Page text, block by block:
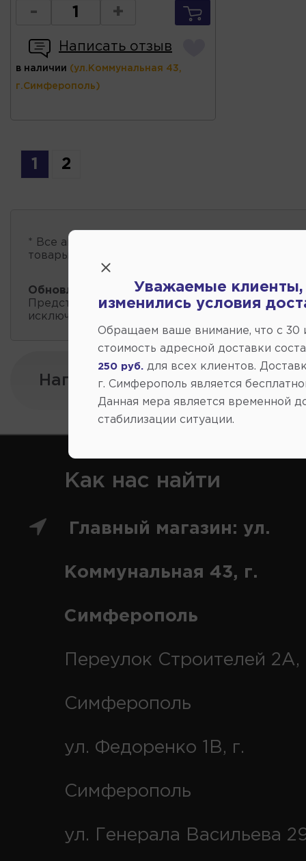
- +
Написать отзыв
в наличии (ул.Коммунальная 43,
г.Симферополь)
1 2
* Все автозапчасти
товары проходит несколько раз в сутки.
Обновление остатков и цен: 20:59 2026-08-08
Представленные данные о запчастях на этой
исключительно информационный характер.
Напишите нам:
Как нас найти
Главный магазин: ул.
Коммунальная 43, г.
Симферополь
Переулок Строителей 2А,
Симферополь
ул. Федоренко 1В, г.
Симферополь
ул. Генерала Васильева
Уважаемые клиенты,
изменились условия
Обращаем ваше внимание, что c 30
стоимость адресной доставки
250 руб. для всех клиентов.
г. Симферополь является
Данная мера является временной
стабилизации ситуации.